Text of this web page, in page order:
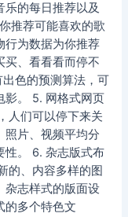
的每日推荐以及
推荐可能喜欢的歌
行为数据为你推荐
买、看看看而停不
色的预测算法，可
影。 5. 网格式网页
人们可以停下来关
照片、视频平均分
性。 6. 杂志版式布
的、内容多样的图
杂志样式的版面设
的多个特色文